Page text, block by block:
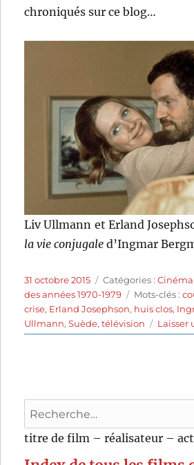
chroniqués sur ce blog…
Liv Ullmann et Erland
la vie conjugale d’Ingmar
Publié
le
31 octobre 2015 Catégories
Catégories :
des années 1970-1979
Étiquettes
Mots-clés :
crise, Erland Josephson, huis clos,
Ullmann,Suède,télévision Laisser
Recherche
pour
titre de film – réalisateur –